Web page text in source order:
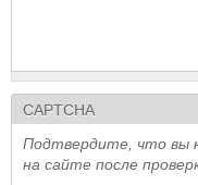
CAPTCHA
Подтвердите, что вы
на сайте после